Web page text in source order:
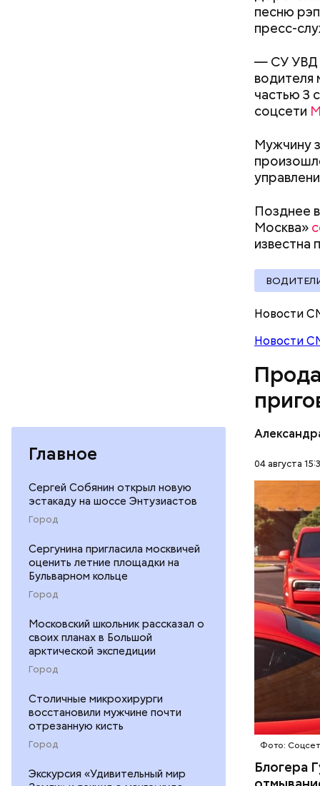
Главное
Сергей Собянин открыл новую
эстакаду на шоссе Энтузиастов
Город
Сергунина пригласила москвичей
оценить летние площадки на
Бульварном кольце
Город
Московский школьник рассказал о
своих планах в Большой
арктической экспедиции
Город
Столичные микрохирурги
восстановили мужчине почти
отрезанную кисть
Город
Экскурсия «Удивительный мир
песню
пресс-
— СУ УВД
частью 3
соцсети
Мужчину
Позднее
Москва»
известна
Новости
Новости
04 августа
Фото:
Блогера
В мае
Гусейна
неуплате
размере.
Фото:
деньги
НАЛОГИ
ГАСАН
скрытую
матери и
пищу ела
Молодого
которая
дней